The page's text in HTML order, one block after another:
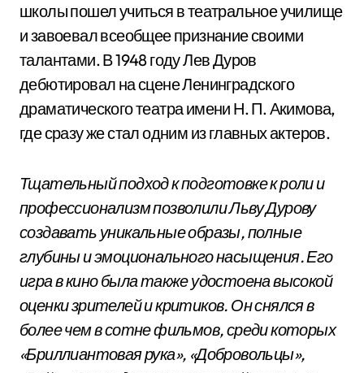
школы пошел учиться в театральное училище
и завоевал всеобщее признание своими
талантами. В 1948 году Лев Дуров
дебютировал на сцене Ленинградского
драматического театра имени Н. П. Акимова,
где сразу же стал одним из главных актеров.
Тщательный подход к подготовке к роли и
профессионализм позволили Льву Дурову
создавать уникальные образы, полные
глубины и эмоционального насыщения. Его
игра в кино была также удостоена высокой
оценки зрителей и критиков. Он снялся в
более чем в сотне фильмов, среди которых
«Бриллиантовая рука», «Добровольцы»,